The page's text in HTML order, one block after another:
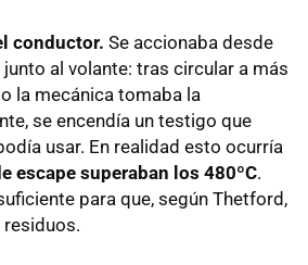
conductor. Se accionaba desde
al volante: tras circular a más
la mecánica tomaba la
se encendía un testigo que
usar. En realidad esto ocurría
escape superaban los 480ºC.
para que, según Thetford,